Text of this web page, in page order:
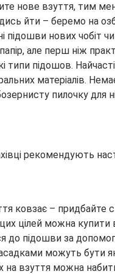
нове взуття, тим
йти – беремо на
підошви нових чобіт
але перш ніж
підошов.
матеріалів.
пилочку для
рекомендують
– придбайте
цілей можна купити
до підошви за
можуть бути
взуття можна набити